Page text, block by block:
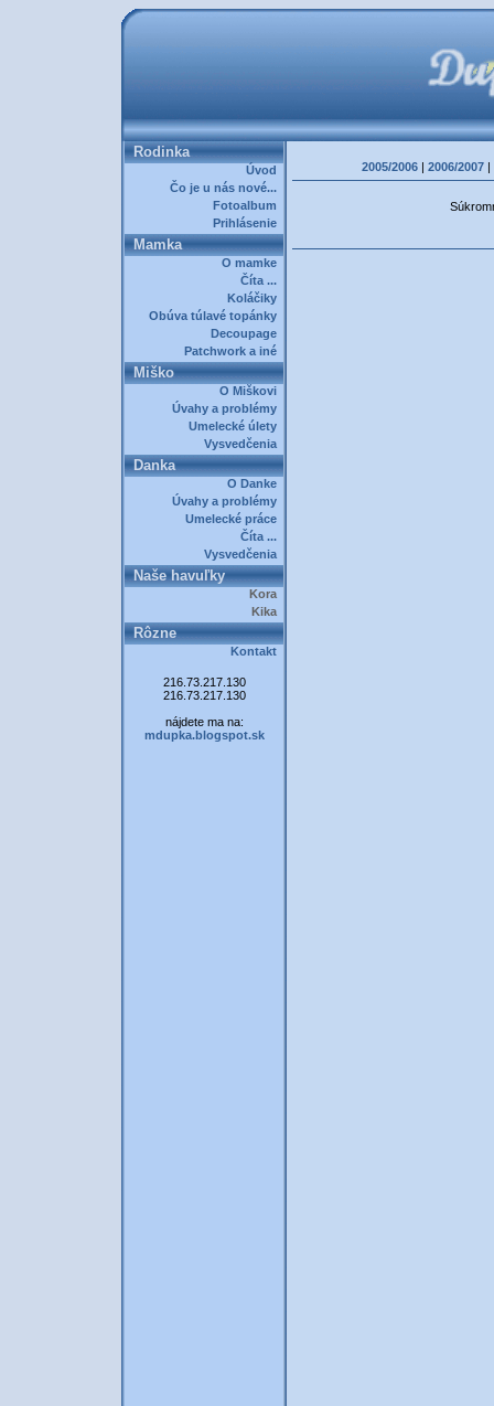
Rodinka
Úvod
Čo je u nás nové...
Fotoalbum
Prihlásenie
Mamka
O mamke
Číta ...
Koláčiky
Obúva túlavé topánky
Decoupage
Patchwork a iné
Miško
O Miškovi
Úvahy a problémy
Umelecké úlety
Vysvedčenia
Danka
O Danke
Úvahy a problémy
Umelecké práce
Číta ...
Vysvedčenia
Naše havuľky
Kora
Kika
Rôzne
Kontakt
216.73.217.130
216.73.217.130
nájdete ma na:
mdupka.blogspot.sk
2005/2006 | 2006/2007 |